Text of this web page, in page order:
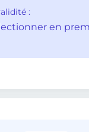
:
en